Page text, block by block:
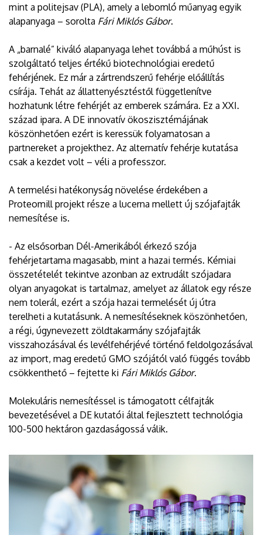
mint a politejsav (PLA), amely a lebomló műanyag egyik
alapanyaga – sorolta Fári Miklós Gábor.
A „barnalé” kiváló alapanyaga lehet továbbá a műhúst is
szolgáltató teljes értékű biotechnológiai eredetű
fehérjének. Ez már a zártrendszerű fehérje előállítás
csírája. Tehát az állattenyésztéstől függetlenítve
hozhatunk létre fehérjét az emberek számára. Ez a XXI.
század ipara. A DE innovatív ökoszisztémájának
köszönhetően ezért is keressük folyamatosan a
partnereket a projekthez. Az alternatív fehérje kutatása
csak a kezdet volt – véli a professzor.
A termelési hatékonyság növelése érdekében a
Proteomill projekt része a lucerna mellett új szójafajták
nemesítése is.
- Az elsősorban Dél-Amerikából érkező szója
fehérjetartama magasabb, mint a hazai termés. Kémiai
összetételét tekintve azonban az extrudált szójadara
olyan anyagokat is tartalmaz, amelyet az állatok egy része
nem tolerál, ezért a szója hazai termelését új útra
terelheti a kutatásunk. A nemesítéseknek köszönhetően,
a régi, úgynevezett zöldtakarmány szójafajták
visszahozásával és levélfehérjévé történő feldolgozásával
az import, mag eredetű GMO szójától való függés tovább
csökkenthető – fejtette ki Fári Miklós Gábor.
Molekuláris nemesítéssel is támogatott célfajták
bevezetésével a DE kutatói által fejlesztett technológia
100-500 hektáron gazdaságossá válik.